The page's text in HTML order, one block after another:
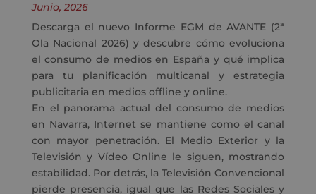
Junio, 2026
Descarga el nuevo Informe EGM de AVANTE (2ª
Ola Nacional 2026) y descubre cómo evoluciona
el consumo de medios en España y qué implica
para tu planificación multicanal y estrategia
publicitaria en medios offline y online.
En el panorama actual del consumo de medios
en Navarra, Internet se mantiene como el canal
con mayor penetración. El Medio Exterior y la
Televisión y Vídeo Online le siguen, mostrando
estabilidad. Por detrás, la Televisión Convencional
pierde presencia, igual que las Redes Sociales y